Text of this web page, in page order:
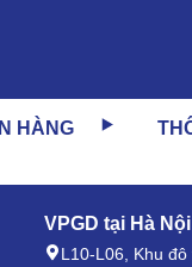
ổn định trong thời
HÀNG
VPGD tại Hà Nội
L10-L06, Khu